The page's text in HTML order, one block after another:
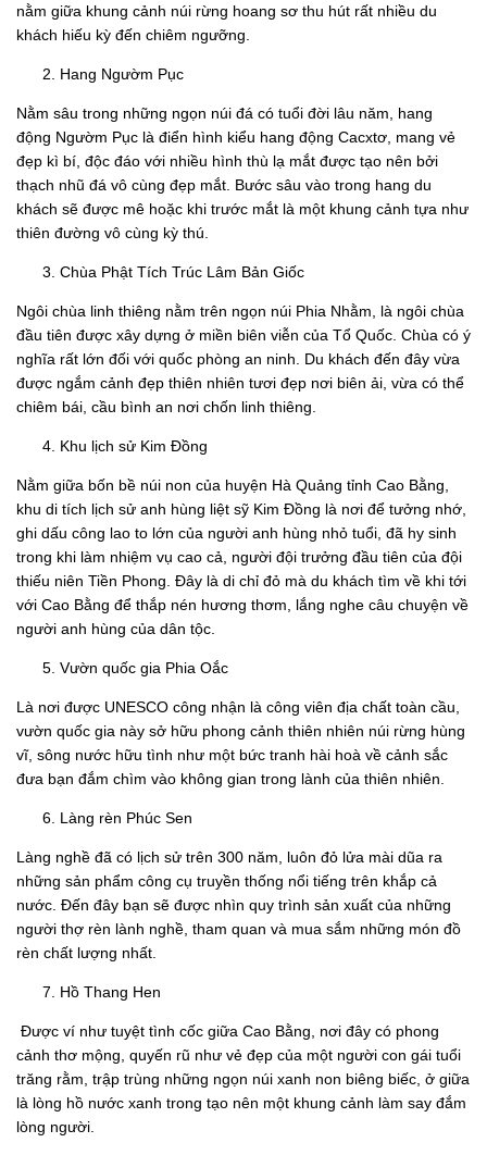
nằm giữa khung cảnh núi rừng hoang sơ thu hút rất nhiều du
khách hiếu kỳ đến chiêm ngưỡng.
Hang Ngườm Pục
Nằm sâu trong những ngọn núi đá có tuổi đời lâu năm, hang
động Ngườm Pục là điển hình kiểu hang động Cacxtơ, mang vẻ
đẹp kì bí, độc đáo với nhiều hình thù lạ mắt được tạo nên bởi
thạch nhũ đá vô cùng đẹp mắt. Bước sâu vào trong hang du
khách sẽ được mê hoặc khi trước mắt là một khung cảnh tựa như
thiên đường vô cùng kỳ thú.
Chùa Phật Tích Trúc Lâm Bản Giốc
Ngôi chùa linh thiêng nằm trên ngọn núi Phia Nhằm, là ngôi chùa
đầu tiên được xây dựng ở miền biên viễn của Tổ Quốc. Chùa có ý
nghĩa rất lớn đối với quốc phòng an ninh. Du khách đến đây vừa
được ngắm cảnh đẹp thiên nhiên tươi đẹp nơi biên ải, vừa có thể
chiêm bái, cầu bình an nơi chốn linh thiêng.
Khu lịch sử Kim Đồng
Nằm giữa bốn bề núi non của huyện Hà Quảng tỉnh Cao Bằng,
khu di tích lịch sử anh hùng liệt sỹ Kim Đồng là nơi để tưởng nhớ,
ghi dấu công lao to lớn của người anh hùng nhỏ tuổi, đã hy sinh
trong khi làm nhiệm vụ cao cả, người đội trưởng đầu tiên của đội
thiếu niên Tiền Phong. Đây là di chỉ đỏ mà du khách tìm về khi tới
với Cao Bằng để thắp nén hương thơm, lắng nghe câu chuyện về
người anh hùng của dân tộc.
Vườn quốc gia Phia Oắc
Là nơi được UNESCO công nhận là công viên địa chất toàn cầu,
vườn quốc gia này sở hữu phong cảnh thiên nhiên núi rừng hùng
vĩ, sông nước hữu tình như một bức tranh hài hoà về cảnh sắc
đưa bạn đắm chìm vào không gian trong lành của thiên nhiên.
Làng rèn Phúc Sen
Làng nghề đã có lịch sử trên 300 năm, luôn đỏ lửa mài dũa ra
những sản phẩm công cụ truyền thống nổi tiếng trên khắp cả
nước. Đến đây bạn sẽ được nhìn quy trình sản xuất của những
người thợ rèn lành nghề, tham quan và mua sắm những món đồ
rèn chất lượng nhất.
Hồ Thang Hen
Được ví như tuyệt tình cốc giữa Cao Bằng, nơi đây có phong
cảnh thơ mộng, quyến rũ như vẻ đẹp của một người con gái tuổi
trăng rằm, trập trùng những ngọn núi xanh non biêng biếc, ở giữa
là lòng hồ nước xanh trong tạo nên một khung cảnh làm say đắm
lòng người.